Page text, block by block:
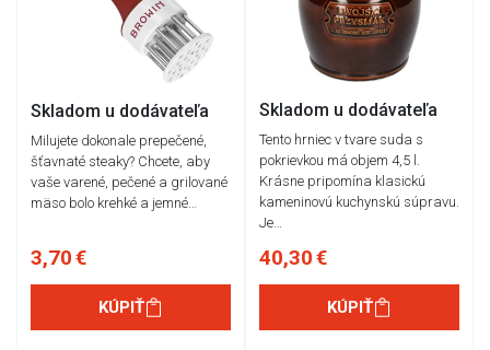
Skladom u dodávateľa
Milujete dokonale prepečené,
šťavnaté steaky? Chcete, aby
vaše varené, pečené a grilované
mäso bolo krehké a jemné…
3,70 €
KÚPIŤ
Skladom u dodávateľa
Tento hrniec v tvare suda s
pokrievkou má objem 4,5 l.
Krásne pripomína klasickú
kameninovú kuchynskú súpravu.
Je…
40,30 €
KÚPIŤ